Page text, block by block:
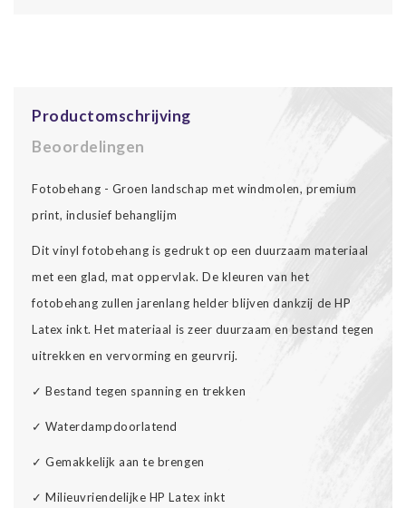
Productomschrijving
Beoordelingen
Fotobehang - Groen landschap met windmolen, premium
print, inclusief behanglijm
Dit vinyl fotobehang is gedrukt op een duurzaam materiaal
met een glad, mat oppervlak. De kleuren van het
fotobehang zullen jarenlang helder blijven dankzij de HP
Latex inkt. Het materiaal is zeer duurzaam en bestand tegen
uitrekken en vervorming en geurvrij.
✓ Bestand tegen spanning en trekken
✓ Waterdampdoorlatend
✓ Gemakkelijk aan te brengen
✓ Milieuvriendelijke HP Latex inkt